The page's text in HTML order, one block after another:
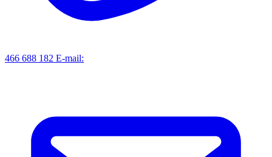
466 688 182 E-mail: